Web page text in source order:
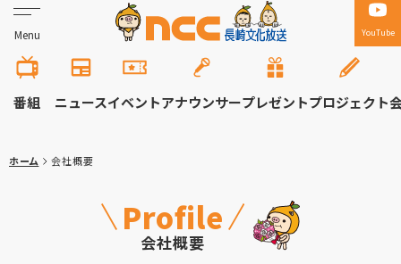
Menu YouTube
番組 ニュースイベントアナウンサープレゼントプロジェクト
ホーム 会社概要
Profile
会社概要